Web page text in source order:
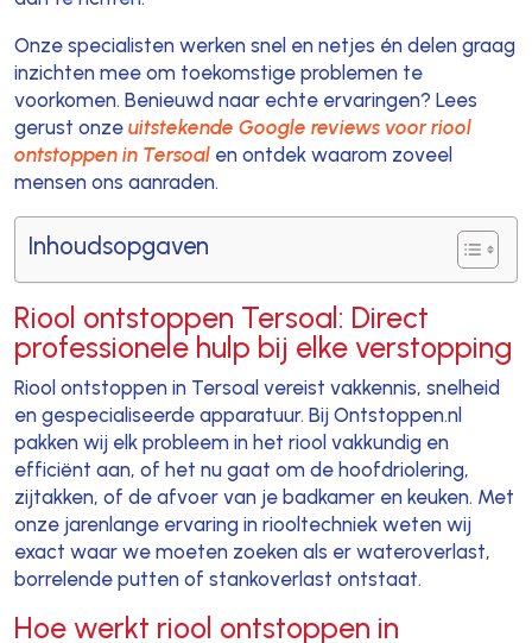
Onze specialisten werken snel en netjes én delen graag
inzichten mee om toekomstige problemen te
voorkomen. Benieuwd naar echte ervaringen? Lees
gerust onze uitstekende Google reviews voor riool
ontstoppen in Tersoalen ontdek waarom zoveel
mensen ons aanraden.
Inhoudsopgaven
Riool ontstoppen Tersoal: Direct
professionele hulp bij elke verstopping
Riool ontstoppen in Tersoal vereist vakkennis, snelheid
en gespecialiseerde apparatuur. Bij Ontstoppen.nl
pakken wij elk probleem in het riool vakkundig en
efficiënt aan, of het nu gaat om de hoofdriolering,
zijtakken, of de afvoer van je badkamer en keuken. Met
onze jarenlange ervaring in riooltechniek weten wij
exact waar we moeten zoeken als er wateroverlast,
borrelende putten of stankoverlast ontstaat.
Hoe werkt riool ontstoppen in